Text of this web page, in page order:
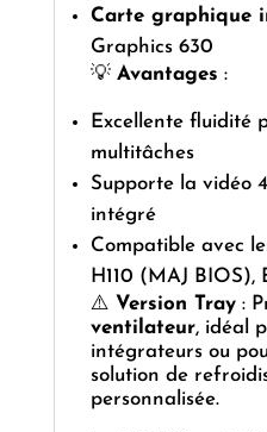
Carte graphique
Graphics 630
💡 Avantages :
Excellente fluidité
multitâches
Supporte la vidéo
intégré
Compatible avec
H110 (MAJ BIOS),
⚠️ Version Tray:
ventilateur, idéal
intégrateurs ou
solution de
personnalisée.